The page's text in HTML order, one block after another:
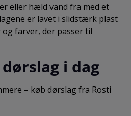
eller hæld vand fra med et
er lavet i slidstærk plast
farver, der passer til
i dag
– køb dørslag fra Rosti